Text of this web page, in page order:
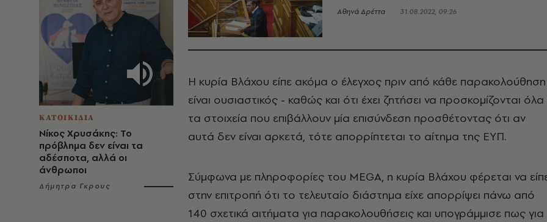
ΚΑΤΟΙΚΙΔΙΑ
Νίκος Χρυσάκης: Το
πρόβλημα δεν είναι τα
αδέσποτα, αλλά οι
άνθρωποι
Δήμητρα Γκρους
Αθηνά Δρέττα 31.08.2022, 09:26
Η κυρία Βλάχου είπε ακόμα ο έλεγχος πριν από κάθε παρακολούθηση
είναι ουσιαστικός - καθώς και ότι έχει ζητήσει να προσκομίζονται όλα
τα στοιχεία που επιβάλλουν μία επισύνδεση προσθέτοντας ότι αν
αυτά δεν είναι αρκετά, τότε απορρίπτεται το αίτημα της ΕΥΠ.
Σύμφωνα με πληροφορίες του MEGA, η κυρία Βλάχου φέρεται να
στην επιτροπή ότι το τελευταίο διάστημα είχε απορρίψει πάνω από
140 σχετικά αιτήματα για παρακολουθήσεις και υπογράμμισε πως για